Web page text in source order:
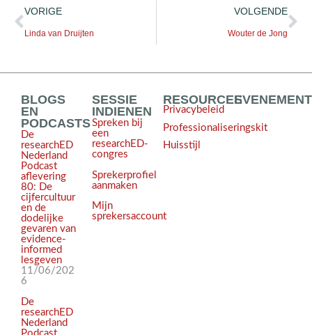
VORIGE
Linda van Druijten
VOLGENDE
Wouter de Jong
BLOGS
EN
PODCASTS
De
researchED
Nederland
Podcast
aflevering
80: De
cijfercultuur
en de
dodelijke
gevaren van
evidence-
informed
lesgeven
11/06/202
6
De
researchED
Nederland
SESSIE
INDIENEN
Spreken bij
een
researchED-
congres
Sprekerprofiel
aanmaken
Mijn
sprekersaccount
RESOURCES
Privacybeleid
Professionaliseringskit
Huisstijl